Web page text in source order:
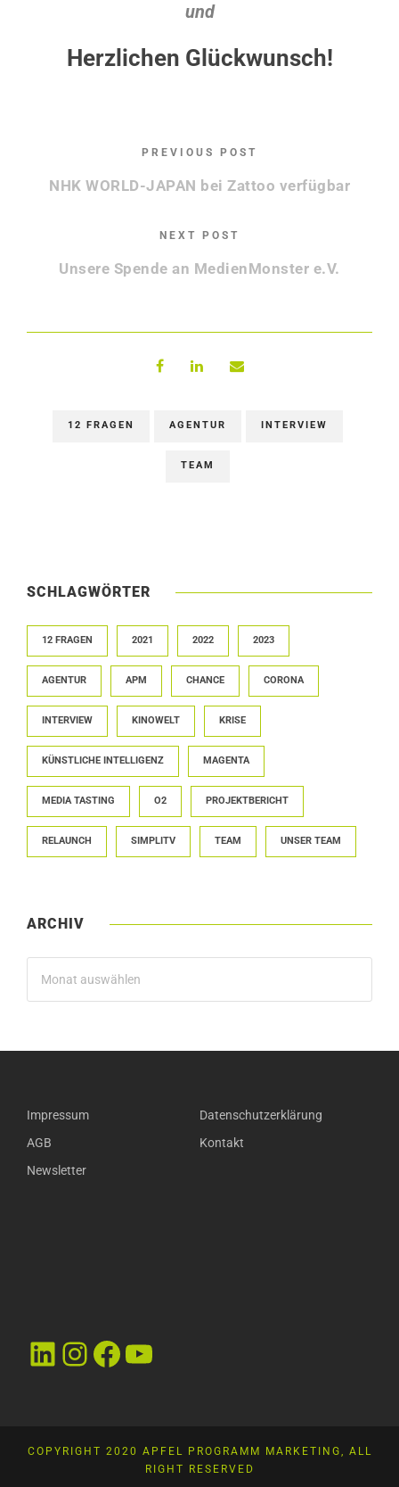
und
Herzlichen Glückwunsch!
PREVIOUS POST
NHK WORLD-JAPAN bei Zattoo verfügbar
NEXT POST
Unsere Spende an MedienMonster e.V.
12 FRAGEN AGENTUR INTERVIEW
TEAM
SCHLAGWÖRTER
12 FRAGEN 2021 2022 2023
AGENTUR APM CHANCE CORONA
INTERVIEW KINOWELT KRISE
KÜNSTLICHE INTELLIGENZ MAGENTA
MEDIA TASTING O2 PROJEKTBERICHT
RELAUNCH SIMPLITV TEAM UNSER TEAM
ARCHIV
Impressum
Datenschutzerklärung
AGB
Kontakt
Newsletter
LinkedIn InstagramFacebook YouTube
COPYRIGHT 2020 APFEL PROGRAMM MARKETING, ALL
RIGHT RESERVED